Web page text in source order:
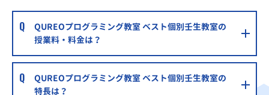
QUREOプログラミング教室 ベスト個別壬生教室の
授業料・料金は？
QUREOプログラミング教室 ベスト個別壬生教室の
特長は？